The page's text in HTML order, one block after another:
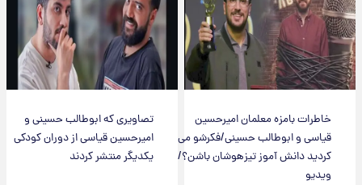
خاطرات بامزه معلمان امیرحسین
قیاسی و ابوطالب حسینی/فکرشو می
کردید دانش آموز تیزهوشان باشن؟/
ویدیو
تصاویری که ابوطالب حسینی و
امیرحسین قیاسی از دوران کودکی
یکدیگر منتشر کردند